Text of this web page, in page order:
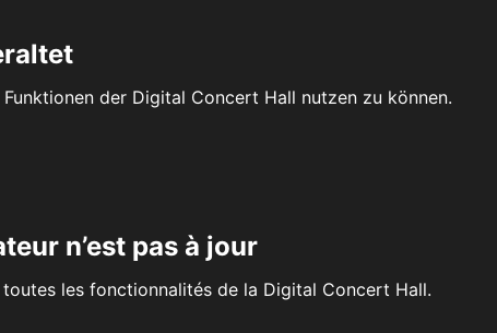
der Digital Concert Hall nutzen zu können.
n’est pas à jour
les fonctionnalités de la Digital Concert Hall.